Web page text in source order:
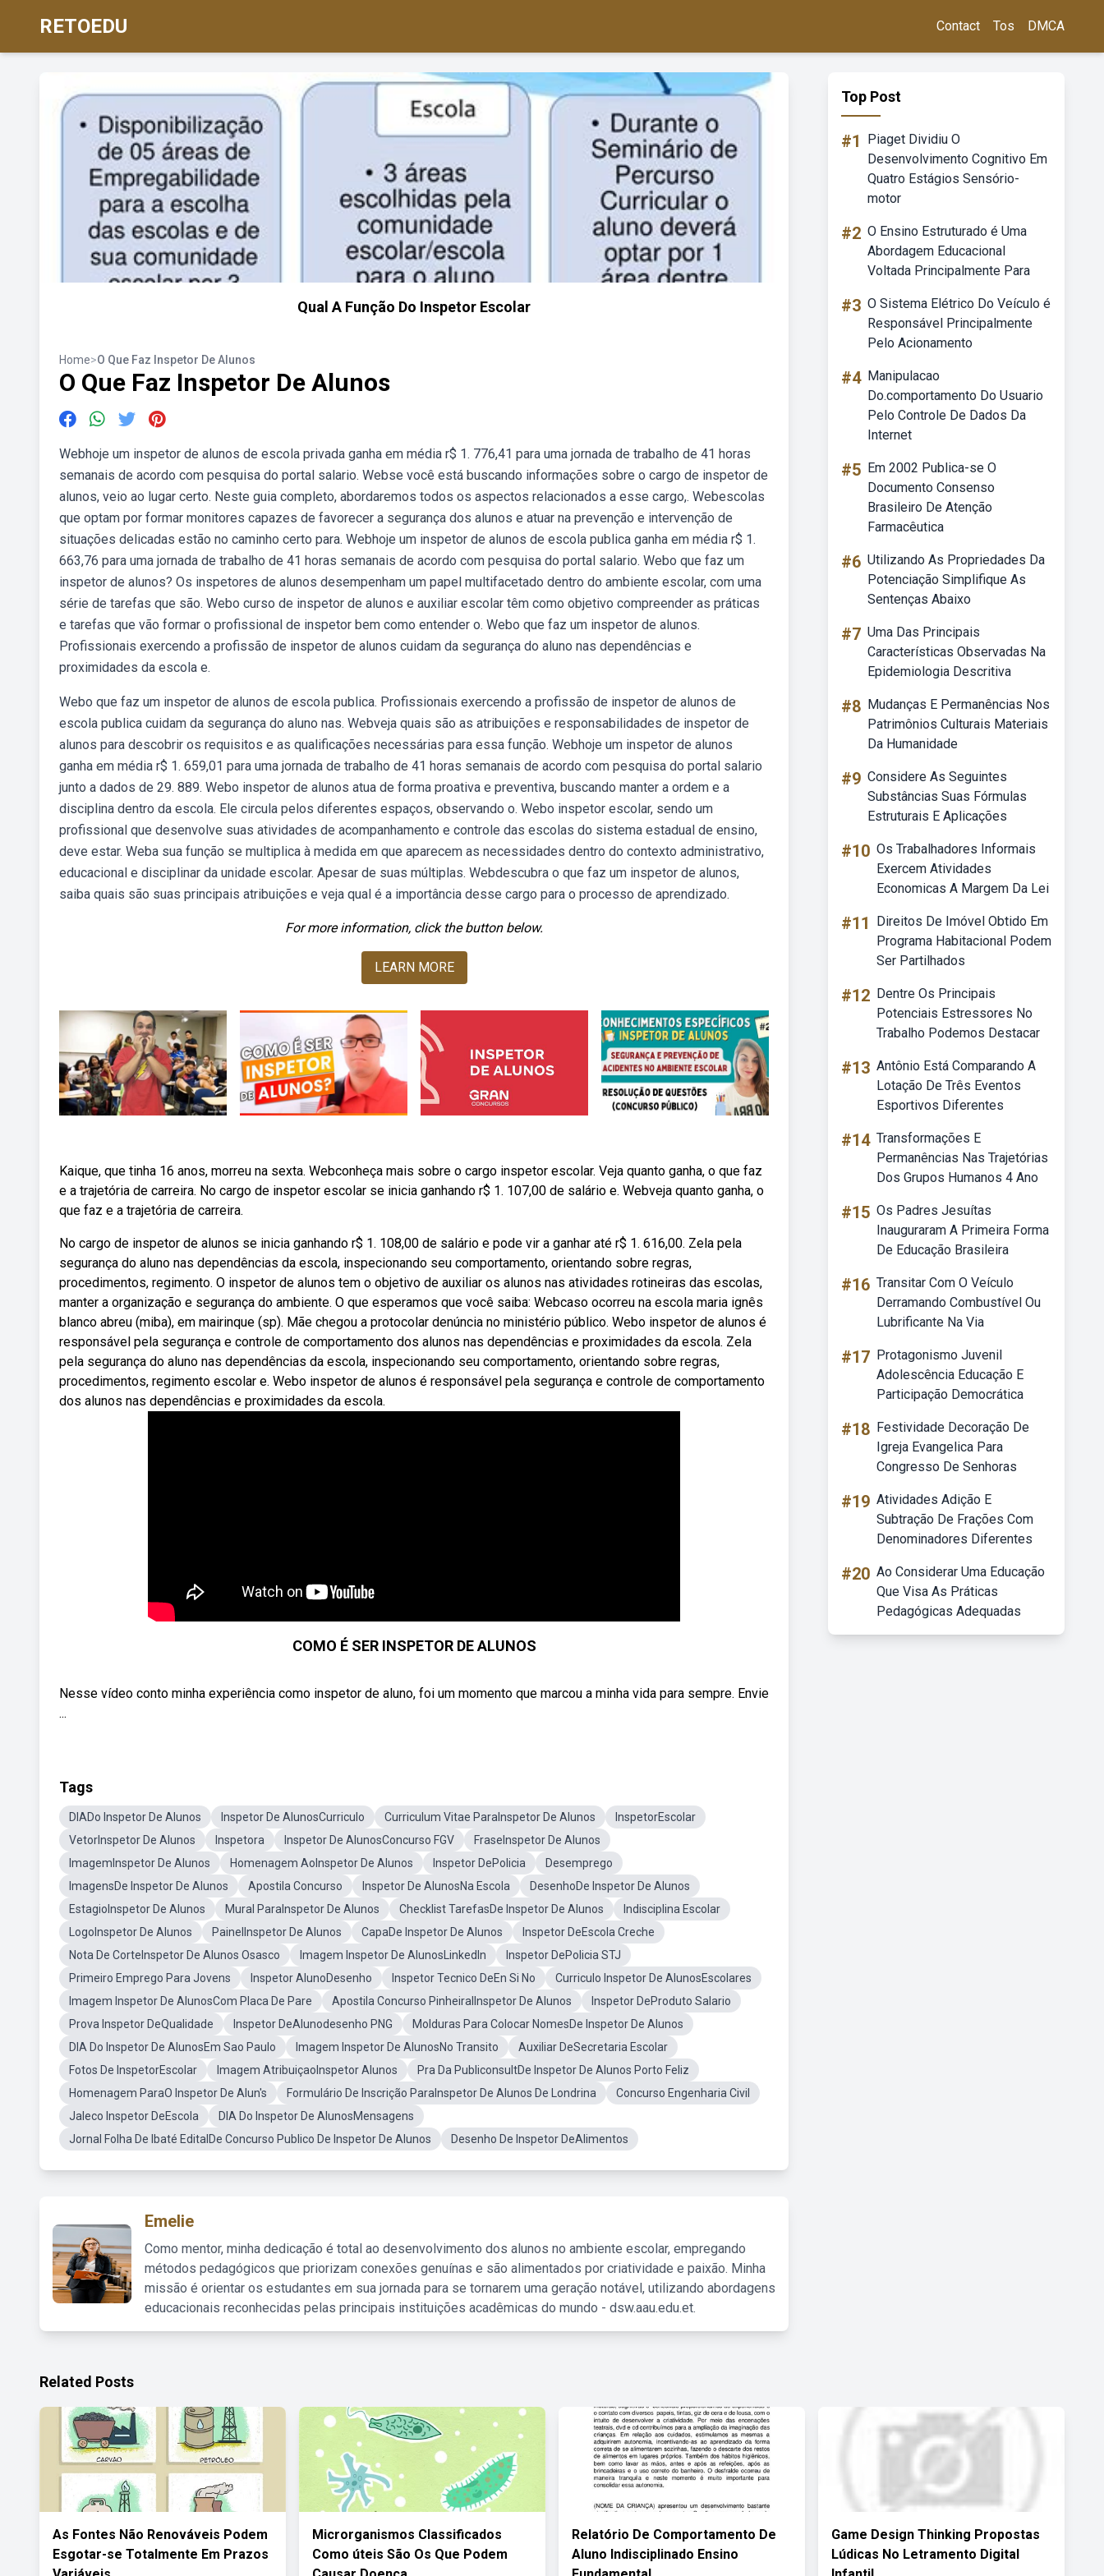
RETOEDU Contact Tos DMCA
Qual A Função Do Inspetor Escolar
Home>O Que Faz Inspetor De Alunos
O Que Faz Inspetor De Alunos
Webhoje um inspetor de alunos de escola privada ganha em média r$ 1. 776,41 para uma jornada de trabalho de 41 horas
semanais de acordo com pesquisa do portal salario. Webse você está buscando informações sobre o cargo de inspetor de
alunos, veio ao lugar certo. Neste guia completo, abordaremos todos os aspectos relacionados a esse cargo,. Webescolas
que optam por formar monitores capazes de favorecer a segurança dos alunos e atuar na prevenção e intervenção de
situações delicadas estão no caminho certo para. Webhoje um inspetor de alunos de escola publica ganha em média r$ 1.
663,76 para uma jornada de trabalho de 41 horas semanais de acordo com pesquisa do portal salario. Webo que faz um
inspetor de alunos? Os inspetores de alunos desempenham um papel multifacetado dentro do ambiente escolar, com uma
série de tarefas que são. Webo curso de inspetor de alunos e auxiliar escolar têm como objetivo compreender as práticas
e tarefas que vão formar o profissional de inspetor bem como entender o. Webo que faz um inspetor de alunos.
Profissionais exercendo a profissão de inspetor de alunos cuidam da segurança do aluno nas dependências e
proximidades da escola e.
Webo que faz um inspetor de alunos de escola publica. Profissionais exercendo a profissão de inspetor de alunos de
escola publica cuidam da segurança do aluno nas. Webveja quais são as atribuições e responsabilidades de inspetor de
alunos para descobrir os requisitos e as qualificações necessárias para essa função. Webhoje um inspetor de alunos
ganha em média r$ 1. 659,01 para uma jornada de trabalho de 41 horas semanais de acordo com pesquisa do portal salario
junto a dados de 29. 889. Webo inspetor de alunos atua de forma proativa e preventiva, buscando manter a ordem e a
disciplina dentro da escola. Ele circula pelos diferentes espaços, observando o. Webo inspetor escolar, sendo um
profissional que desenvolve suas atividades de acompanhamento e controle das escolas do sistema estadual de ensino,
deve estar. Weba sua função se multiplica à medida em que aparecem as necessidades dentro do contexto administrativo,
educacional e disciplinar da unidade escolar. Apesar de suas múltiplas. Webdescubra o que faz um inspetor de alunos,
saiba quais são suas principais atribuições e veja qual é a importância desse cargo para o processo de aprendizado.
For more information, click the button below.
LEARN MORE
Kaique, que tinha 16 anos, morreu na sexta. Webconheça mais sobre o cargo inspetor escolar. Veja quanto ganha, o que faz
e a trajetória de carreira. No cargo de inspetor escolar se inicia ganhando r$ 1. 107,00 de salário e. Webveja quanto ganha, o
que faz e a trajetória de carreira.
No cargo de inspetor de alunos se inicia ganhando r$ 1. 108,00 de salário e pode vir a ganhar até r$ 1. 616,00. Zela pela
segurança do aluno nas dependências da escola, inspecionando seu comportamento, orientando sobre regras,
procedimentos, regimento. O inspetor de alunos tem o objetivo de auxiliar os alunos nas atividades rotineiras das escolas,
manter a organização e segurança do ambiente. O que esperamos que você saiba: Webcaso ocorreu na escola maria ignês
blanco abreu (miba), em mairinque (sp). Mãe chegou a protocolar denúncia no ministério público. Webo inspetor de alunos é
responsável pela segurança e controle de comportamento dos alunos nas dependências e proximidades da escola. Zela
pela segurança do aluno nas dependências da escola, inspecionando seu comportamento, orientando sobre regras,
procedimentos, regimento escolar e. Webo inspetor de alunos é responsável pela segurança e controle de comportamento
dos alunos nas dependências e proximidades da escola.
COMO É SER INSPETOR DE ALUNOS
Nesse vídeo conto minha experiência como inspetor de aluno, foi um momento que marcou a minha vida para sempre. Envie
...
Tags
DIADo Inspetor De Alunos Inspetor De AlunosCurriculo Curriculum Vitae ParaInspetor De Alunos
InspetorEscolar
VetorInspetor De Alunos
Inspetora Inspetor De AlunosConcurso FGV
FraseInspetor De Alunos
ImagemInspetor De Alunos
Homenagem AoInspetor De Alunos Inspetor DePolicia
Desemprego
ImagensDe Inspetor De Alunos
Apostila Concurso Inspetor De AlunosNa Escola
DesenhoDe Inspetor De Alunos
EstagioInspetor De Alunos
Mural ParaInspetor De Alunos Checklist TarefasDe Inspetor De Alunos
Indisciplina Escolar
LogoInspetor De Alunos
PainelInspetor De Alunos CapaDe Inspetor De Alunos
Inspetor DeEscola Creche
Nota De CorteInspetor De Alunos Osasco
Imagem Inspetor De AlunosLinkedIn
Inspetor DePolicia STJ
Primeiro Emprego Para Jovens
Inspetor AlunoDesenho Inspetor Tecnico DeEn Si No
Curriculo Inspetor De AlunosEscolares
Imagem Inspetor De AlunosCom Placa De Pare
Apostila Concurso PinheiralInspetor De Alunos
Inspetor DeProduto Salario
Prova Inspetor DeQualidade
Inspetor DeAlunodesenho PNG
Molduras Para Colocar NomesDe Inspetor De Alunos
DIA Do Inspetor De AlunosEm Sao Paulo
Imagem Inspetor De AlunosNo Transito
Auxiliar DeSecretaria Escolar
Fotos De InspetorEscolar
Imagem AtribuiçaoInspetor Alunos
Pra Da PubliconsultDe Inspetor De Alunos Porto Feliz
Homenagem ParaO Inspetor De Alun's
Formulário De Inscrição ParaInspetor De Alunos De Londrina
Concurso Engenharia Civil
Jaleco Inspetor DeEscola
DIA Do Inspetor De AlunosMensagens
Jornal Folha De Ibaté EditalDe Concurso Publico De Inspetor De Alunos
Desenho De Inspetor DeAlimentos
Emelie
Como mentor, minha dedicação é total ao desenvolvimento dos alunos no ambiente escolar, empregando
métodos pedagógicos que priorizam conexões genuínas e são alimentados por criatividade e paixão. Minha
missão é orientar os estudantes em sua jornada para se tornarem uma geração notável, utilizando abordagens
educacionais reconhecidas pelas principais instituições acadêmicas do mundo - dsw.aau.edu.et.
Top Post
#1
Piaget Dividiu O
Desenvolvimento Cognitivo Em
Quatro Estágios Sensório-
motor
#2 O Ensino Estruturado é Uma
Abordagem Educacional
Voltada Principalmente Para
#3 O Sistema Elétrico Do Veículo é
Responsável Principalmente
Pelo Acionamento
#4 Manipulacao
Do.comportamento Do Usuario
Pelo Controle De Dados Da
Internet
#5 Em 2002 Publica-se O
Documento Consenso
Brasileiro De Atenção
Farmacêutica
#6 Utilizando As Propriedades Da
Potenciação Simplifique As
Sentenças Abaixo
#7 Uma Das Principais
Características Observadas Na
Epidemiologia Descritiva
#8 Mudanças E Permanências Nos
Patrimônios Culturais Materiais
Da Humanidade
#9 Considere As Seguintes
Substâncias Suas Fórmulas
Estruturais E Aplicações
#10 Os Trabalhadores Informais
Exercem Atividades
Economicas A Margem Da Lei
#11
Direitos De Imóvel Obtido Em
Programa Habitacional Podem
Ser Partilhados
#12 Dentre Os Principais
Potenciais Estressores No
Trabalho Podemos Destacar
#13 Antônio Está Comparando A
Lotação De Três Eventos
Esportivos Diferentes
#14 Transformações E
Permanências Nas Trajetórias
Dos Grupos Humanos 4 Ano
#15 Os Padres Jesuítas
Inauguraram A Primeira Forma
De Educação Brasileira
#16 Transitar Com O Veículo
Derramando Combustível Ou
Lubrificante Na Via
#17 Protagonismo Juvenil
Adolescência Educação E
Participação Democrática
#18 Festividade Decoração De
Igreja Evangelica Para
Congresso De Senhoras
#19 Atividades Adição E
Subtração De Frações Com
Denominadores Diferentes
#20 Ao Considerar Uma Educação
Que Visa As Práticas
Pedagógicas Adequadas
Related Posts
As Fontes Não Renováveis Podem
Esgotar-se Totalmente Em Prazos
Microrganismos Classificados
Como úteis São Os Que Podem
Relatório De Comportamento De
Aluno Indisciplinado Ensino
Game Design Thinking Propostas
Lúdicas No Letramento Digital